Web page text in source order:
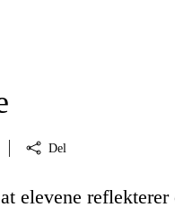
Del
elevene